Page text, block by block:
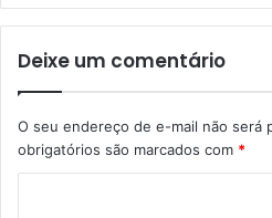
Deixe um comentário
O seu endereço de e-mail não será
obrigatórios são marcados com *